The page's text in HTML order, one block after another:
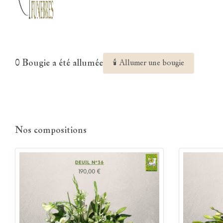
0 Bougie a été allumée 🕯 Allumer une bougie
Nos compositions